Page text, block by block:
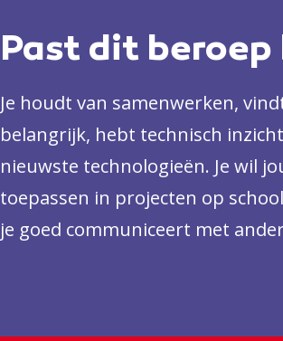
Past dit beroep
Je houdt van samenwerken,
belangrijk, hebt technisch
nieuwste technologieën. Je wil
toepassen in projecten op
je goed communiceert met